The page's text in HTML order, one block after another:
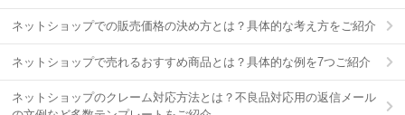
ネットショップでの販売価格の決め方とは？具体的な考え方をご紹介
ネットショップで売れるおすすめ商品とは？具体的な例を7つご紹介
ネットショップのクレーム対応方法とは？不良品対応用の返信メール